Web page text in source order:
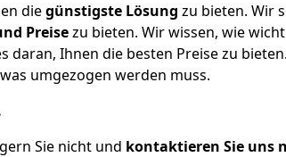
diegünstigste Lösung zu bieten. Wir
Preisezu bieten. Wir wissen, wie
daran, Ihnen die besten Preise zu
umgezogen werden muss.
Sie nicht und kontaktieren Sie uns